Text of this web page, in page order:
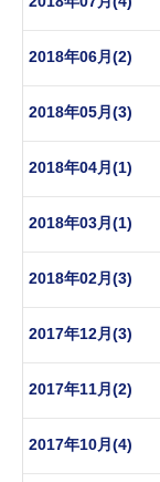
2018年06月(2)
2018年05月(3)
2018年04月(1)
2018年03月(1)
2018年02月(3)
2017年12月(3)
2017年11月(2)
2017年10月(4)